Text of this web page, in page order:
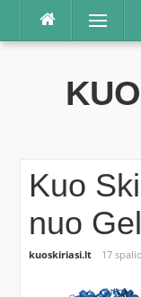
Praleisti
Meniu
Kuo
nuo
kuoskiriasi.lt 17